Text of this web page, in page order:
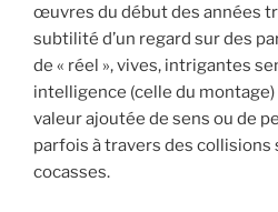
œuvres du début des années
subtilité d’un regard sur des
de « réel », vives, intrigantes
intelligence (celle du
valeur ajoutée de sens ou de
parfois à travers des collisions
cocasses.